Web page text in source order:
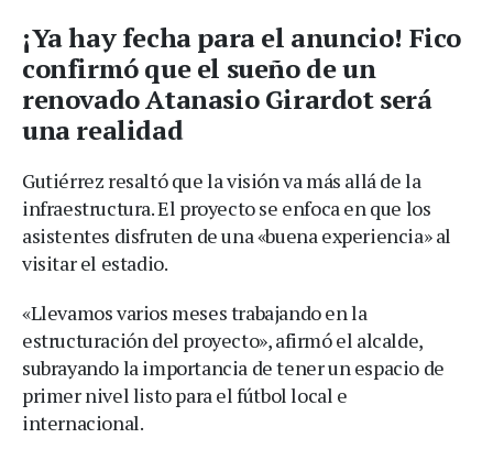
¡Ya hay fecha para el anuncio! Fico
confirmó que el sueño de un
renovado Atanasio Girardot será
una realidad
Gutiérrez resaltó que la visión va más allá de la
infraestructura. El proyecto se enfoca en que los
asistentes disfruten de una «buena experiencia» al
visitar el estadio.
«Llevamos varios meses trabajando en la
estructuración del proyecto», afirmó el alcalde,
subrayando la importancia de tener un espacio de
primer nivel listo para el fútbol local e
internacional.